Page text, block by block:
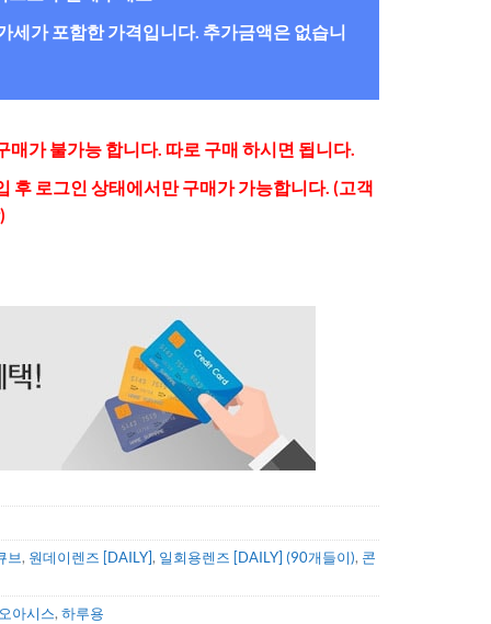
세가 포함한 가격입니다. 추가금액은 없습니
가 불가능 합니다. 따로 구매 하시면 됩니다.
후 로그인 상태에서만 구매가 가능합니다. (고객
브, 원데이렌즈 [DAILY], 일회용렌즈 [DAILY] (90개들이), 콘
아시스, 하루용